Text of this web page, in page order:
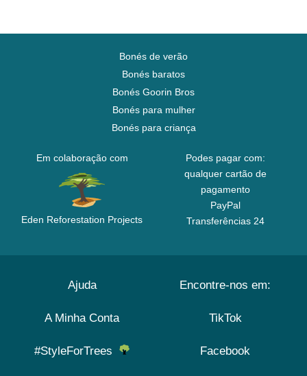
Bonés de verão
Bonés baratos
Bonés Goorin Bros
Bonés para mulher
Bonés para criança
Em colaboração com
Eden Reforestation Projects
Podes pagar com:
qualquer cartão de
pagamento
PayPal
Transferências 24
Ajuda
A Minha Conta
#StyleForTrees
Encontre-nos em:
TikTok
Facebook